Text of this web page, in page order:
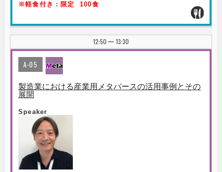
※軽食付き：限定 100食
12:50 | 13:30
A-05
製造業における産業用メタバースの活用事例とその
展開
Speaker